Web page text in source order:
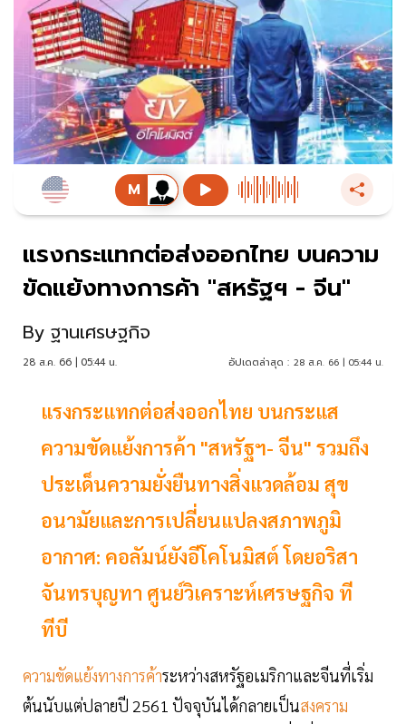
แรงกระแทกต่อส่งออกไทย บนความ
ขัดแย้งทางการค้า "สหรัฐฯ - จีน"
By ฐานเศรษฐกิจ
28 ส.ค. 66 | 05:44 น. อัปเดตล่าสุด : 28 ส.ค. 66 | 05:44 น.
แรงกระแทกต่อส่งออกไทย บนกระแส
ความขัดแย้งการค้า "สหรัฐฯ- จีน" รวมถึง
ประเด็นความยั่งยืนทางสิ่งแวดล้อม สุข
อนามัยและการเปลี่ยนแปลงสภาพภูมิ
อากาศ: คอลัมน์ยังอีโคโนมิสต์ โดยอริสา
จันทรบุญทา ศูนย์วิเคราะห์เศรษฐกิจ ที
ทีบี
ความขัดแย้งทางการค้าระหว่างสหรัฐอเมริกาและจีนที่เริ่ม
ต้นนับแต่ปลายปี 2561 ปัจจุบันได้กลายเป็นสงคราม